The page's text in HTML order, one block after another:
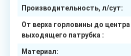
Производительность, л/сут:
От верха горловины до
выходящего патрубка :
Материал: